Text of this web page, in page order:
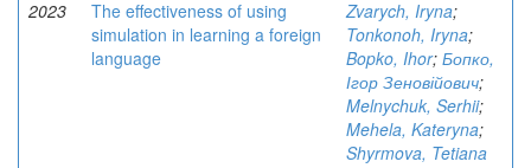
2023
The effectiveness of using
simulation in learning a foreign
language
Zvarych, Iryna;
Tonkonoh, Iryna;
Bopko, Ihor; Бопко,
Ігор Зеновійович;
Melnychuk, Serhii;
Mehela, Kateryna;
Shyrmova, Tetiana